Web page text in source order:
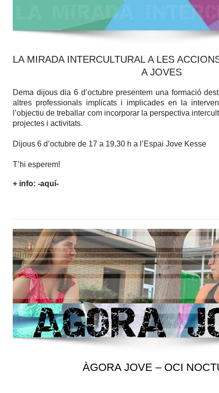
LA MIRADA INTERCULTURAL A LES
A JOVES
Dema dijous dia 6 d’octubre presentem una formació
altres professionals implicats i implicades en la
l’objectiu de treballar com incorporar la perspectiva
projectes i activitats.
Dijous 6 d’octubre de 17 a 19.30 h a l’Espai Jove Kesse
T’hi esperem!
+ info: -aquí-
ÀGORA JOVE – OCI